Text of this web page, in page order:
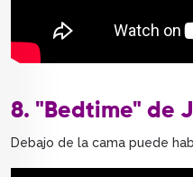
8. "Bedtime" de
Debajo de la cama puede